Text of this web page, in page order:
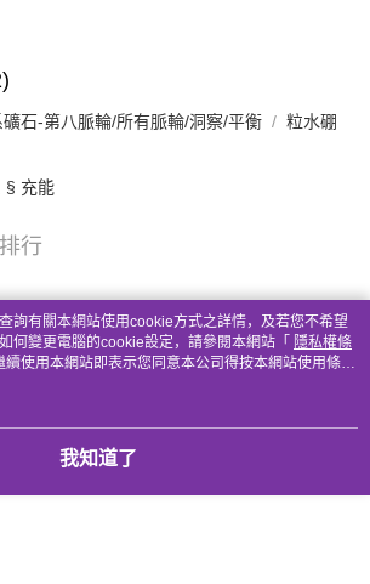
石-第八脈輪/所有脈輪/洞察/平衡
粒水硼
§ 充能
行
詢有關本網站使用cookie方式之詳情，及若您不希望
何變更電腦的cookie設定，請參閱本網站「 隱私權條
續使用本網站即表示您同意本公司得按本網站使用條款
我知道了